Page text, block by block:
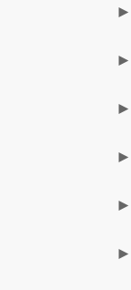
►
►
►
►
►
►